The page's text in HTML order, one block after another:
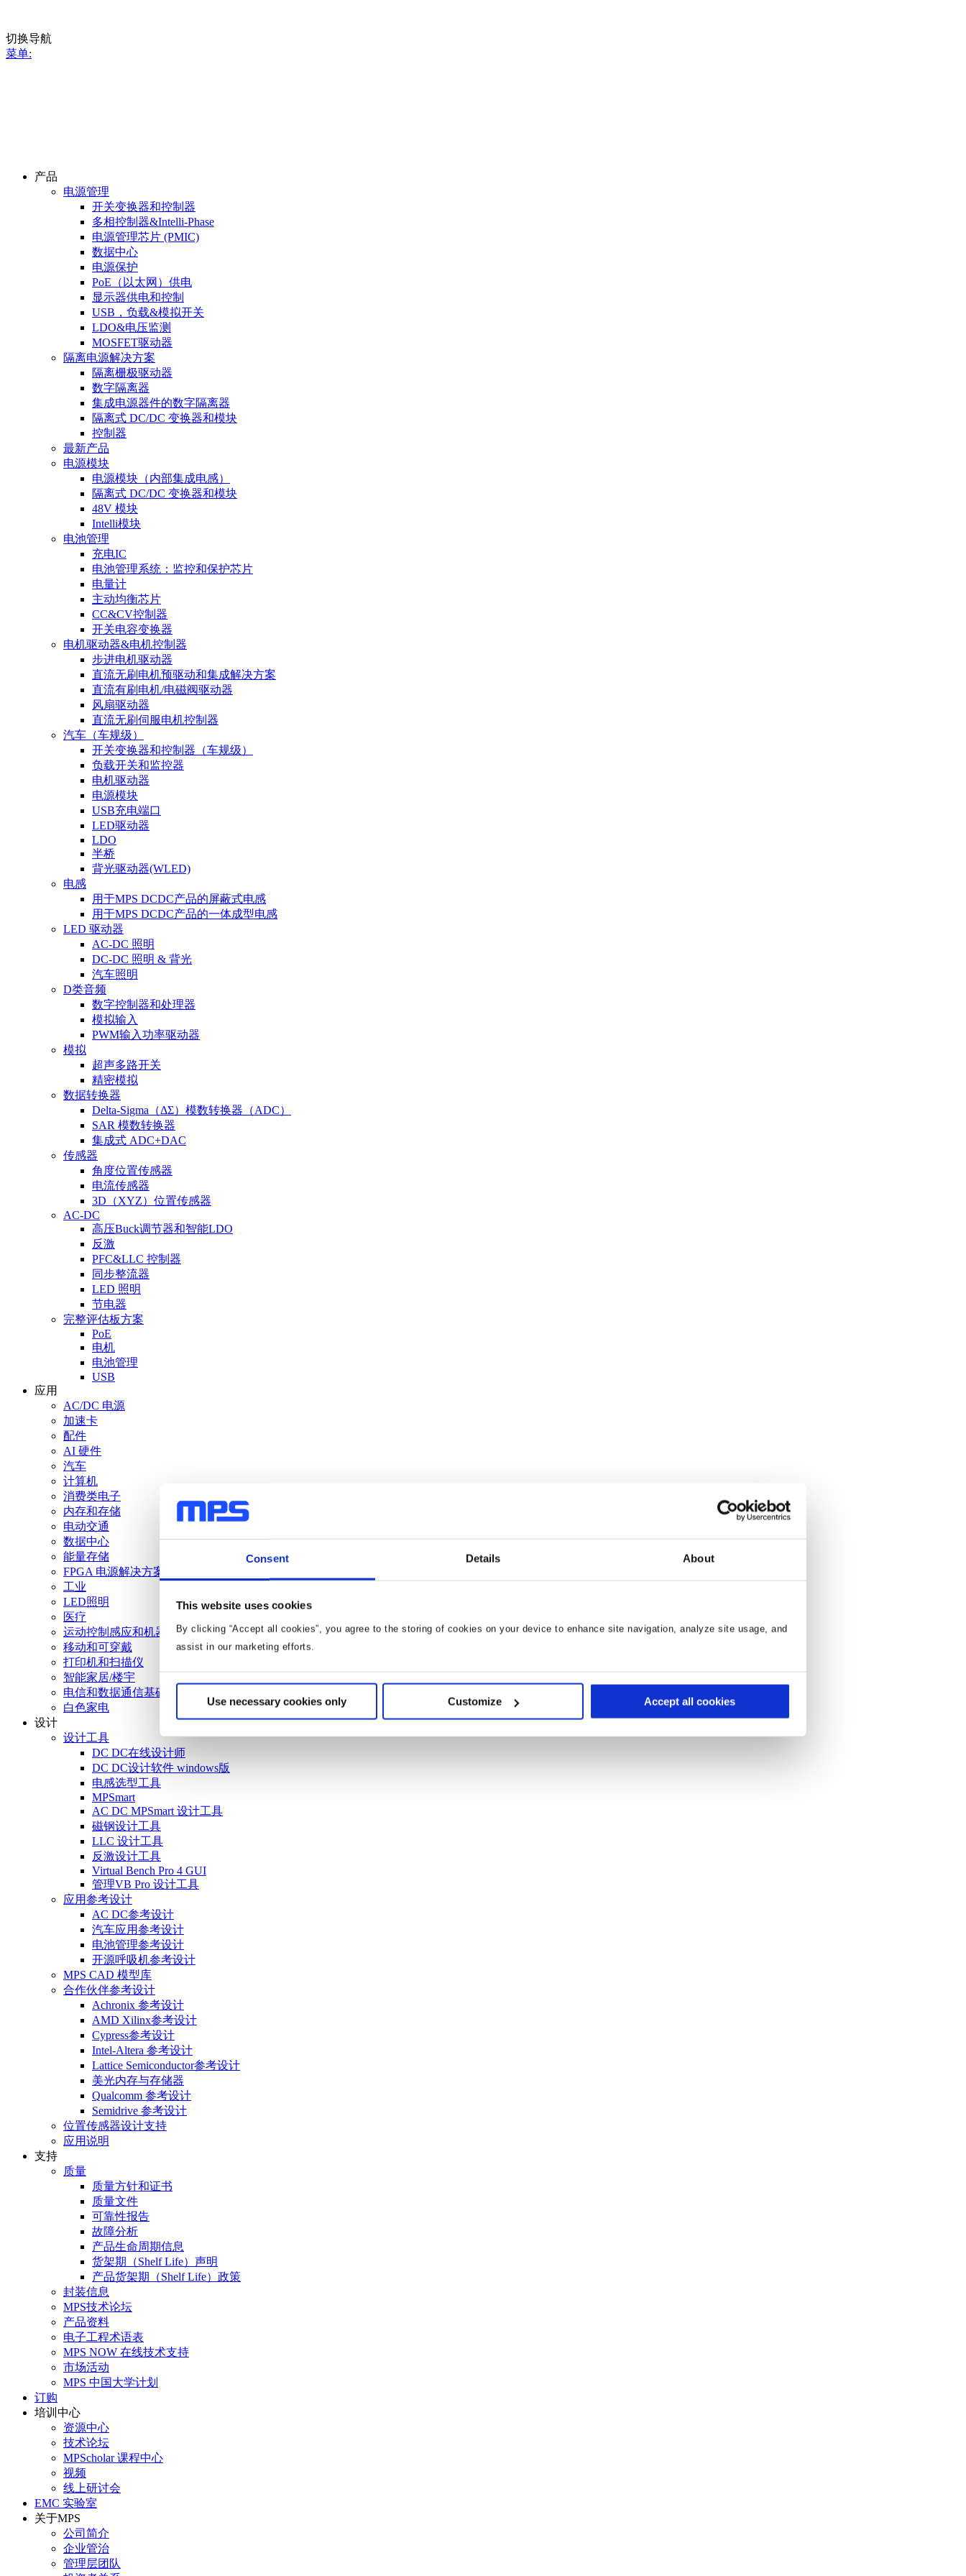
Consent Details About
This website uses cookies
By clicking “Accept all cookies”, you agree to the storing of cookies on your device to enhance site navigation, analyze site usage, and
assist in our marketing efforts.
Use necessary cookies only Customize Accept all cookies
切换导航
菜单:
产品
电源管理
开关变换器和控制器
多相控制器&Intelli-Phase
电源管理芯片 (PMIC)
数据中心
电源保护
PoE（以太网）供电
显示器供电和控制
USB，负载&模拟开关
LDO&电压监测
MOSFET驱动器
隔离电源解决方案
隔离栅极驱动器
数字隔离器
集成电源器件的数字隔离器
隔离式 DC/DC 变换器和模块
控制器
最新产品
电源模块
电源模块（内部集成电感）
隔离式 DC/DC 变换器和模块
48V 模块
Intelli模块
电池管理
充电IC
电池管理系统：监控和保护芯片
电量计
主动均衡芯片
CC&CV控制器
开关电容变换器
电机驱动器&电机控制器
步进电机驱动器
直流无刷电机预驱动和集成解决方案
直流有刷电机/电磁阀驱动器
风扇驱动器
直流无刷伺服电机控制器
汽车（车规级）
开关变换器和控制器（车规级）
负载开关和监控器
电机驱动器
电源模块
USB充电端口
LED驱动器
LDO
半桥
背光驱动器(WLED)
电感
用于MPS DCDC产品的屏蔽式电感
用于MPS DCDC产品的一体成型电感
LED 驱动器
AC-DC 照明
DC-DC 照明 & 背光
汽车照明
D类音频
数字控制器和处理器
模拟输入
PWM输入功率驱动器
模拟
超声多路开关
精密模拟
数据转换器
Delta-Sigma（ΔΣ）模数转换器（ADC）
SAR 模数转换器
集成式 ADC+DAC
传感器
角度位置传感器
电流传感器
3D（XYZ）位置传感器
AC-DC
高压Buck调节器和智能LDO
反激
PFC&LLC 控制器
同步整流器
LED 照明
节电器
完整评估板方案
PoE
电机
电池管理
USB
应用
AC/DC 电源
加速卡
配件
AI 硬件
汽车
计算机
消费类电子
内存和存储
电动交通
数据中心
能量存储
FPGA 电源解决方案
工业
LED照明
医疗
运动控制感应和机器人技术
移动和可穿戴
打印机和扫描仪
智能家居/楼宇
电信和数据通信基础设施
白色家电
设计
设计工具
DC DC在线设计师
DC DC设计软件 windows版
电感选型工具
MPSmart
AC DC MPSmart 设计工具
磁钢设计工具
LLC 设计工具
反激设计工具
Virtual Bench Pro 4 GUI
管理VB Pro 设计工具
应用参考设计
AC DC参考设计
汽车应用参考设计
电池管理参考设计
开源呼吸机参考设计
MPS CAD 模型库
合作伙伴参考设计
Achronix 参考设计
AMD Xilinx参考设计
Cypress参考设计
Intel-Altera 参考设计
Lattice Semiconductor参考设计
美光内存与存储器
Qualcomm 参考设计
Semidrive 参考设计
位置传感器设计支持
应用说明
支持
质量
质量方针和证书
质量文件
可靠性报告
故障分析
产品生命周期信息
货架期（Shelf Life）声明
产品货架期（Shelf Life）政策
封装信息
MPS技术论坛
产品资料
电子工程术语表
MPS NOW 在线技术支持
市场活动
MPS 中国大学计划
订购
培训中心
资源中心
技术论坛
MPScholar 课程中心
视频
线上研讨会
EMC 实验室
关于MPS
公司简介
企业管治
管理层团队